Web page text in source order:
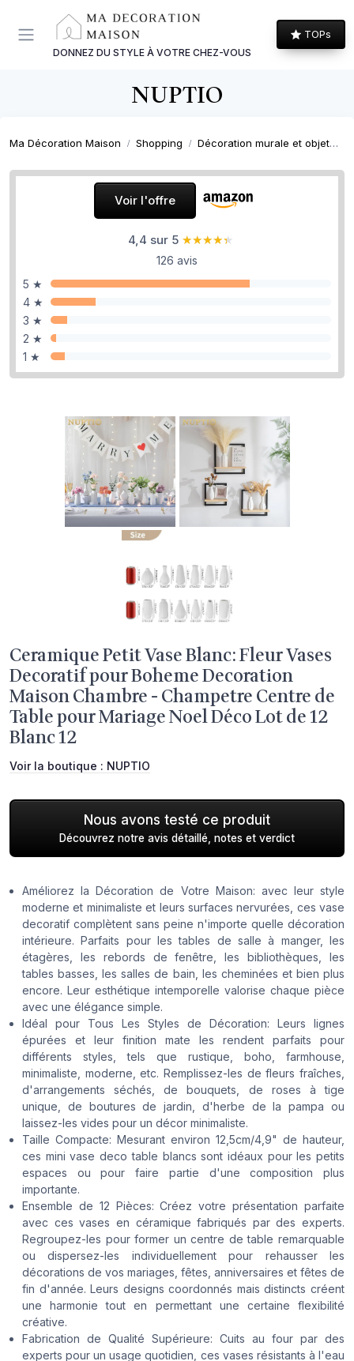
DONNEZ DU STYLE À VOTRE CHEZ-VOUS
TOPs
NUPTIO
Ma Décoration Maison Shopping Décoration murale et objets décoratifs
Voir l'offre
4,4 sur 5 ★★★★★
★★★★★
126 avis
5 ★
4 ★
3 ★
2 ★
1 ★
Ceramique Petit Vase Blanc: Fleur Vases
Decoratif pour Boheme Decoration
Maison Chambre - Champetre Centre de
Table pour Mariage Noel Déco Lot de 12
Blanc 12
Voir la boutique : NUPTIO
Nous avons testé ce produit
Découvrez notre avis détaillé, notes et verdict
Améliorez la Décoration de Votre Maison: avec leur style
moderne et minimaliste et leurs surfaces nervurées, ces vase
decoratif complètent sans peine n'importe quelle décoration
intérieure. Parfaits pour les tables de salle à manger, les
étagères, les rebords de fenêtre, les bibliothèques, les
tables basses, les salles de bain, les cheminées et bien plus
encore. Leur esthétique intemporelle valorise chaque pièce
avec une élégance simple.
Idéal pour Tous Les Styles de Décoration: Leurs lignes
épurées et leur finition mate les rendent parfaits pour
différents styles, tels que rustique, boho, farmhouse,
minimaliste, moderne, etc. Remplissez-les de fleurs fraîches,
d'arrangements séchés, de bouquets, de roses à tige
unique, de boutures de jardin, d'herbe de la pampa ou
laissez-les vides pour un décor minimaliste.
Taille Compacte: Mesurant environ 12,5cm/4,9" de hauteur,
ces mini vase deco table blancs sont idéaux pour les petits
espaces ou pour faire partie d'une composition plus
importante.
Ensemble de 12 Pièces: Créez votre présentation parfaite
avec ces vases en céramique fabriqués par des experts.
Regroupez-les pour former un centre de table remarquable
ou dispersez-les individuellement pour rehausser les
décorations de vos mariages, fêtes, anniversaires et fêtes de
fin d'année. Leurs designs coordonnés mais distincts créent
une harmonie tout en permettant une certaine flexibilité
créative.
Fabrication de Qualité Supérieure: Cuits au four par des
experts pour un usage quotidien, ces vases résistants à l'eau
Panneau de gestion des cookies